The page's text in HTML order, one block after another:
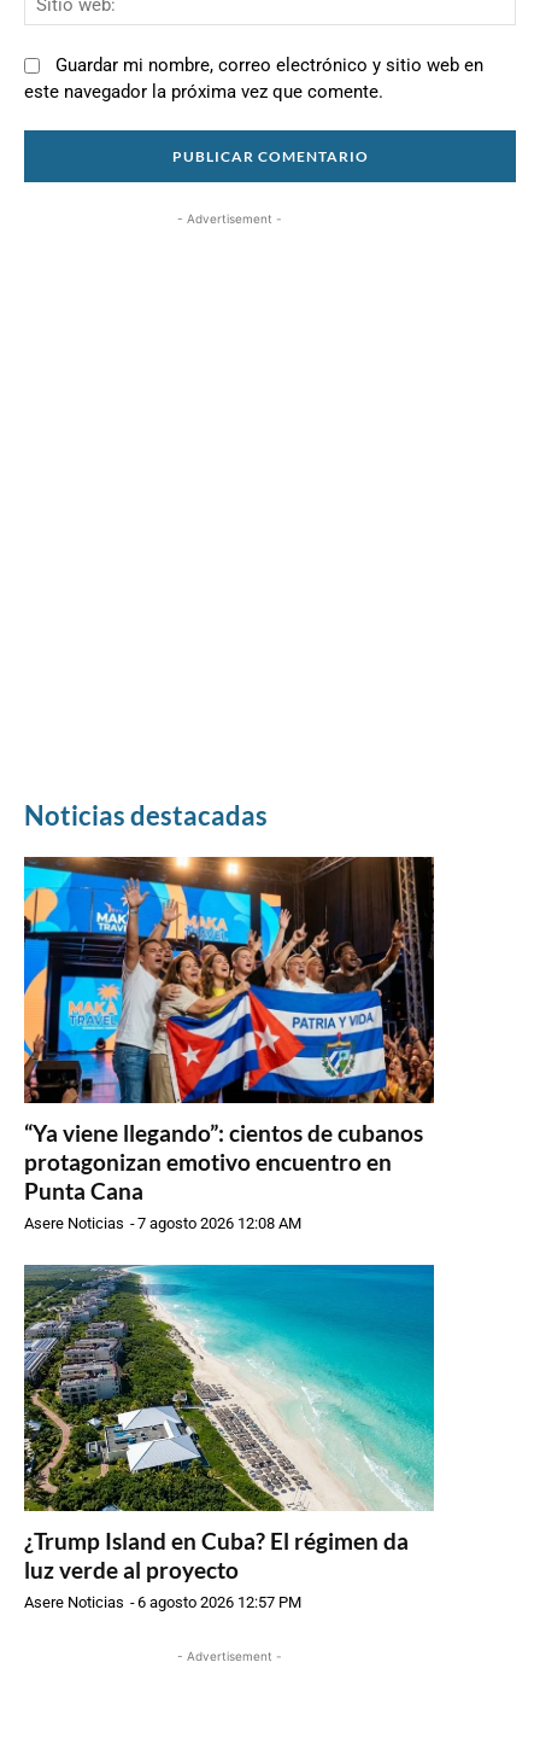
Guardar mi nombre, correo electrónico y sitio web en
este navegador la próxima vez que comente.
- Advertisement -
Noticias destacadas
“Ya viene llegando”: cientos de cubanos
protagonizan emotivo encuentro en
Punta Cana
Asere Noticias -7 agosto 2026 12:08 AM
¿Trump Island en Cuba? El régimen da
luz verde al proyecto
Asere Noticias -6 agosto 2026 12:57 PM
- Advertisement -